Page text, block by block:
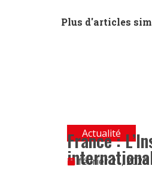
Plus d'articles
Actualité
France :
février 21, 2026